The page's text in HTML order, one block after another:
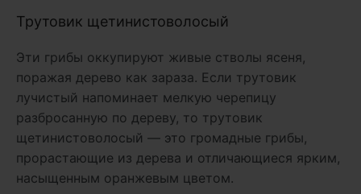
Трутовик щетинистоволосый
Эти грибы оккупируют живые стволы ясеня,
поражая дерево как зараза. Если трутовик
лучистый напоминает мелкую черепицу
разбросанную по дереву, то трутовик
щетинистоволосый — это громадные грибы,
прорастающие из дерева и отличающиеся ярким,
насыщенным оранжевым цветом.